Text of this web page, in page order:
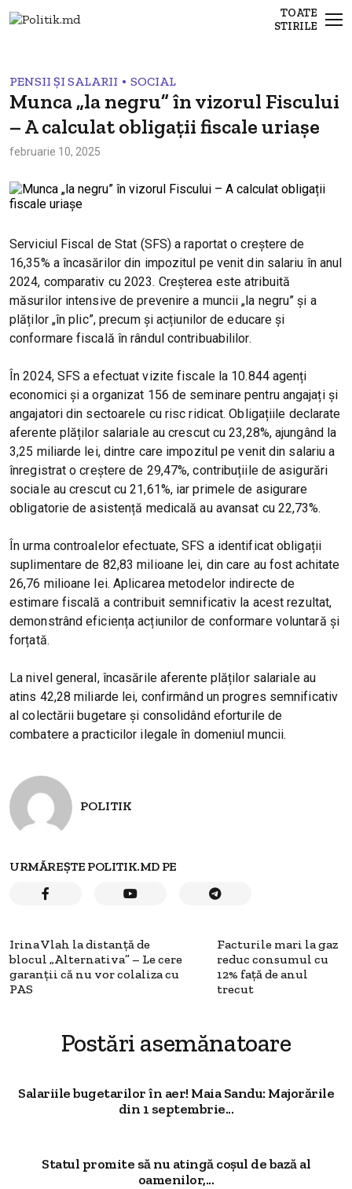
TOATE
STIRILE
PENSII ȘI SALARII • SOCIAL
Munca „la negru” în vizorul Fiscului
– A calculat obligații fiscale uriașe
februarie 10, 2025
Serviciul Fiscal de Stat (SFS) a raportat o creștere de
16,35% a încasărilor din impozitul pe venit din salariu în anul
2024, comparativ cu 2023. Creșterea este atribuită
măsurilor intensive de prevenire a muncii „la negru” și a
plăților „în plic”, precum și acțiunilor de educare și
conformare fiscală în rândul contribuabililor.
În 2024, SFS a efectuat vizite fiscale la 10.844 agenți
economici și a organizat 156 de seminare pentru angajați și
angajatori din sectoarele cu risc ridicat. Obligațiile declarate
aferente plăților salariale au crescut cu 23,28%, ajungând la
3,25 miliarde lei, dintre care impozitul pe venit din salariu a
înregistrat o creștere de 29,47%, contribuțiile de asigurări
sociale au crescut cu 21,61%, iar primele de asigurare
obligatorie de asistență medicală au avansat cu 22,73%.
În urma controalelor efectuate, SFS a identificat obligații
suplimentare de 82,83 milioane lei, din care au fost achitate
26,76 milioane lei. Aplicarea metodelor indirecte de
estimare fiscală a contribuit semnificativ la acest rezultat,
demonstrând eficiența acțiunilor de conformare voluntară și
forțată.
La nivel general, încasările aferente plăților salariale au
atins 42,28 miliarde lei, confirmând un progres semnificativ
al colectării bugetare și consolidând eforturile de
combatere a practicilor ilegale în domeniul muncii.
POLITIK
URMĂREȘTE POLITIK.MD PE
Irina Vlah la distanță de
blocul „Alternativa” – Le cere
garanții că nu vor colaliza cu
PAS
Facturile mari la gaz
reduc consumul cu
12% față de anul
trecut
Postări asemănatoare
Salariile bugetarilor în aer! Maia Sandu: Majorările
din 1 septembrie...
Statul promite să nu atingă coșul de bază al
oamenilor,...